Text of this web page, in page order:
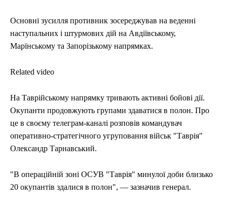
Основні зусилля противник зосереджував на веденні
наступальних і штурмових дій на Авдіївському,
Марїнському та Запорізькому напрямках.
Related video
На Таврійському напрямку тривають активні бойові дії.
Окупанти продовжують групами здаватися в полон. Про
це в своєму телеграм-каналі розповів командувач
оперативно-стратегічного угруповання військ "Таврія"
Олександр Тарнавський.
"В операційній зоні ОСУВ "Таврія" минулої доби близько
20 окупантів здалися в полон", — зазначив генерал.